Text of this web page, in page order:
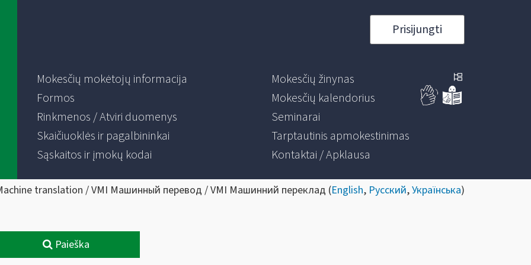
Prisijungti
Mokesčių mokėtojų informacija
Formos
Rinkmenos / Atviri duomenys
Skaičiuoklės ir pagalbininkai
Sąskaitos ir įmokų kodai
Mokesčių žinynas
Mokesčių kalendorius
Seminarai
Tarptautinis apmokestinimas
Kontaktai / Apklausa
translation / VMI Машинный перевод / VMI Машинний переклад (English, Русский,Українська)
Paieška